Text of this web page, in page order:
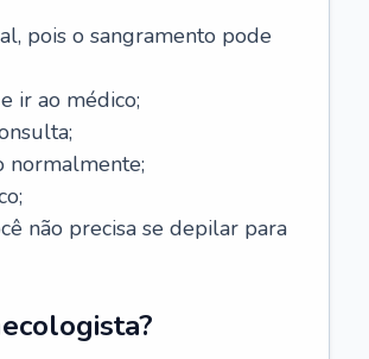
pois o sangramento pode
ir ao médico;
normalmente;
não precisa se depilar para